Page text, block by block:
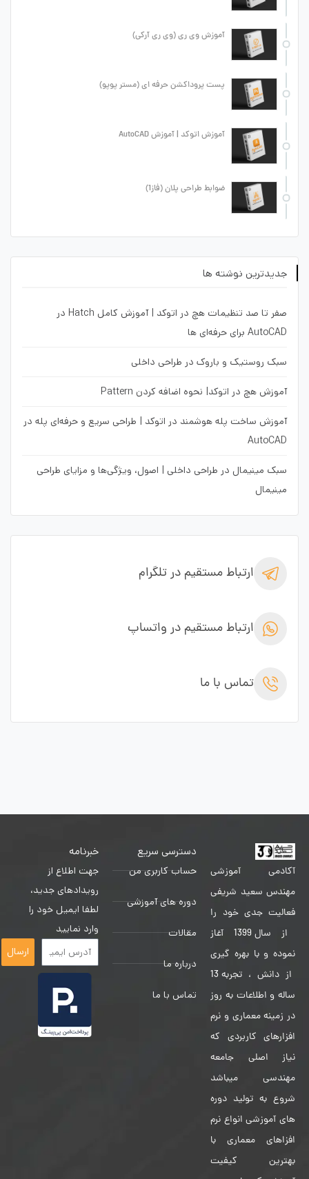
آموزش وی ری (وی ری آرکی)
پست پروداکشن حرفه ای (مستر پوپو)
آموزش اتوکد | آموزش AutoCAD
ضوابط طراحی پلان (فاز1)
جدیدترین نوشته ها
صفر تا صد تنظیمات هچ در اتوکد | آموزش کامل Hatch در
AutoCAD برای حرفه‌ای ها
سبک روستیک و باروک در طراحی داخلی
آموزش هچ در اتوکد| نحوه اضافه کردن Pattern
آموزش ساخت پله هوشمند در اتوکد | طراحی سریع و حرفه‌ای پله در
AutoCAD
سبک مینیمال در طراحی داخلی | اصول، ویژگی‌ها و مزایای طراحی
مینیمال
ارتباط مستقیم در تلگرام
ارتباط مستقیم در واتساپ
تماس با ما
آکادمی آموزشی
مهندس سعید شریفی
فعالیت جدی خود را
از سال 1399 آغاز
نموده و با بهره گیری
از دانش ، تجربه 13
ساله و اطلاعات به روز
در زمینه معماری و نرم
افزارهای کاربردی که
نیاز اصلی جامعه
مهندسی میباشد
شروع به تولید دوره
های آموزشی انواع نرم
افزاهای معماری با
بهترین کیفیت
دسترسی سریع
حساب کاربری من
دوره های آموزشی
مقالات
درباره ما
تماس با ما
خبرنامه
جهت اطلاع از
رویدادهای جدید،
لطفا ایمیل خود را
وارد نمایید
ارسال